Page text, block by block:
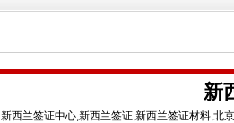
新
新西兰签证中心,新西兰签证,新西兰签证材料,北